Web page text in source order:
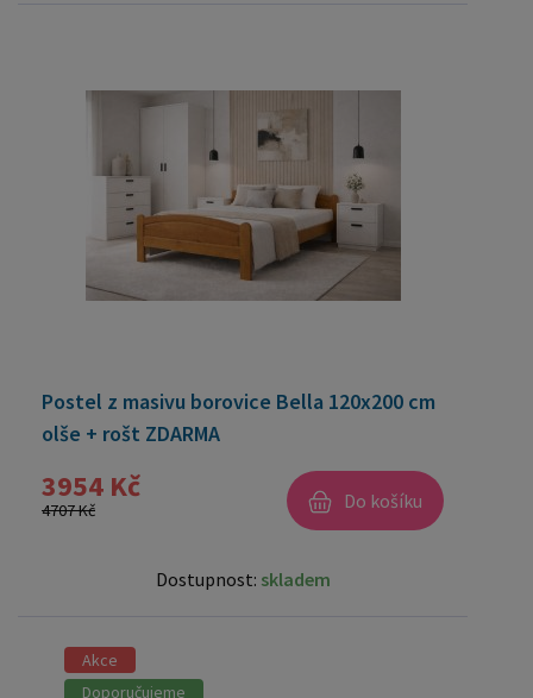
Postel z masivu borovice Bella 120x200 cm
olše + rošt ZDARMA
3954 Kč
4707 Kč Do košíku
Dostupnost: skladem
Akce
Doporučujeme